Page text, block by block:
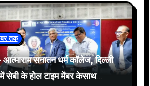
तक
आत्माराम सनातन धर्म कॉलेज, दिल्ली
में सेबी के होल टाइम मेंबर केसाथ